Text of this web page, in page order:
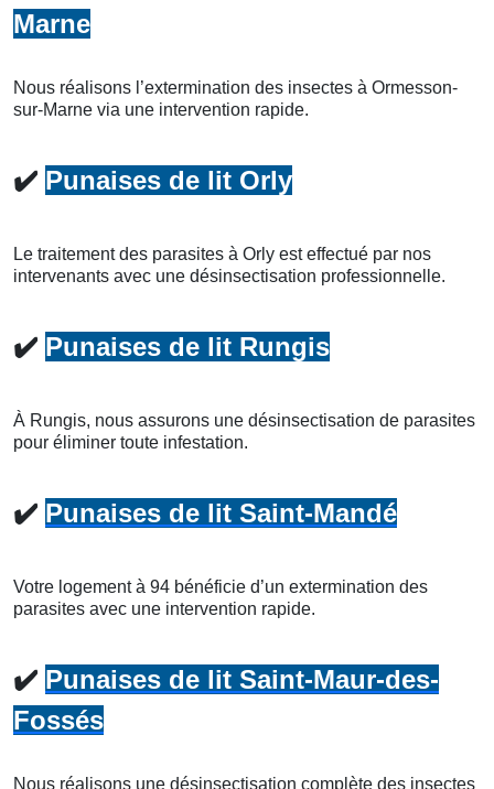
Marne
Nous réalisons l’extermination des insectes à Ormesson-
sur-Marne via une intervention rapide.
✔️ Punaises de lit Orly
Le traitement des parasites à Orly est effectué par nos
intervenants avec une désinsectisation professionnelle.
✔️ Punaises de lit Rungis
À Rungis, nous assurons une désinsectisation de parasites
pour éliminer toute infestation.
✔️ Punaises de lit Saint-Mandé
Votre logement à 94 bénéficie d’un extermination des
parasites avec une intervention rapide.
✔️ Punaises de lit Saint-Maur-des-
Fossés
Nous réalisons une désinsectisation complète des insectes